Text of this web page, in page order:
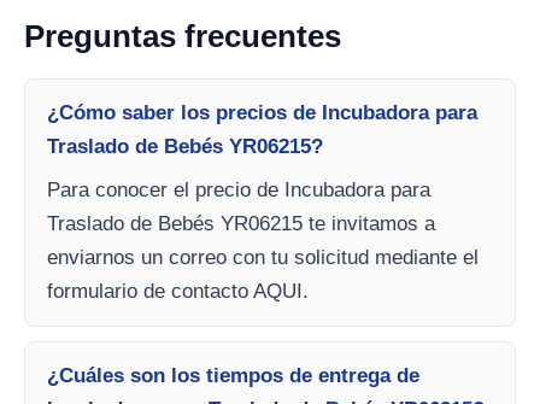
Preguntas frecuentes
¿Cómo saber los precios de Incubadora para
Traslado de Bebés YR06215?
Para conocer el precio de Incubadora para
Traslado de Bebés YR06215 te invitamos a
enviarnos un correo con tu solicitud mediante el
formulario de contacto AQUI.
¿Cuáles son los tiempos de entrega de